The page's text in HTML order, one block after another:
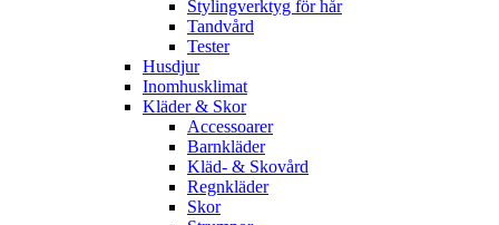
Stylingverktyg för hår
Tandvård
Tester
Husdjur
Inomhusklimat
Kläder & Skor
Accessoarer
Barnkläder
Kläd- & Skovård
Regnkläder
Skor